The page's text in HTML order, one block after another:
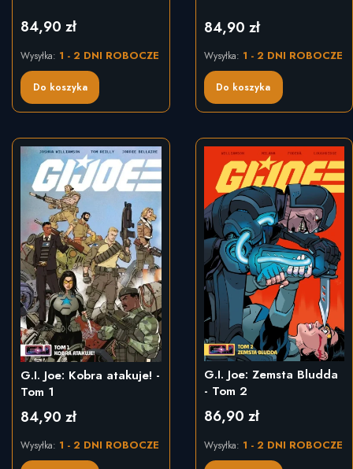
Cena
84,90 zł
Do koszyka
Wysyłka: 1 - 2 DNI ROBOCZE
Cena
84,90 zł
Do koszyka
Wysyłka: 1 - 2 DNI ROBOCZE
G.I. Joe: Kobra atakuje! -
Tom 1
Cena
84,90 zł
Wysyłka: 1 - 2 DNI ROBOCZE
G.I. Joe: Zemsta Bludda
- Tom 2
Cena
86,90 zł
Wysyłka: 1 - 2 DNI ROBOCZE